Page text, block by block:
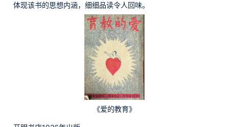
体现该书的思想内涵，细细品读令人回味。
《爱的教育》